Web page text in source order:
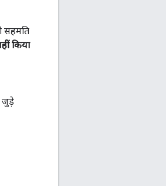
सहमति
किया
जुड़े